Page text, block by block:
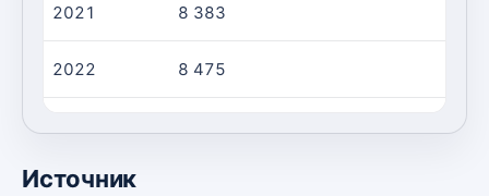
2021 8 383
2022 8 475
18
Источник